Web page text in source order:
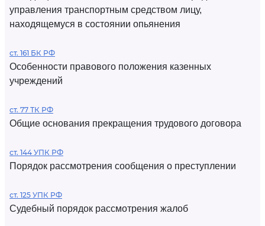
управления транспортным средством лицу,
находящемуся в состоянии опьянения
ст. 161 БК РФ
Особенности правового положения казенных
учреждений
ст. 77 ТК РФ
Общие основания прекращения трудового договора
ст. 144 УПК РФ
Порядок рассмотрения сообщения о преступлении
ст. 125 УПК РФ
Судебный порядок рассмотрения жалоб